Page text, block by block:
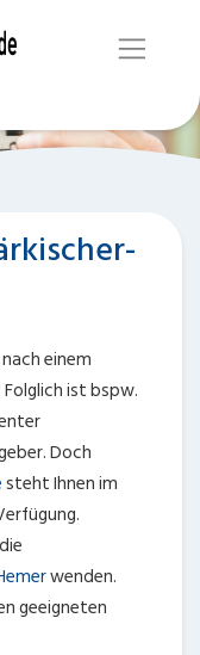
einem
ist bspw.
Doch
steht Ihnen im
wenden.
geeigneten